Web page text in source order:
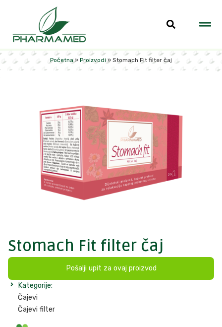
Početna» Proizvodi » Stomach Fit filter čaj
Stomach Fit filter čaj
Pošalji upit za ovaj proizvod
Kategorije:
Čajevi
Čajevi filter